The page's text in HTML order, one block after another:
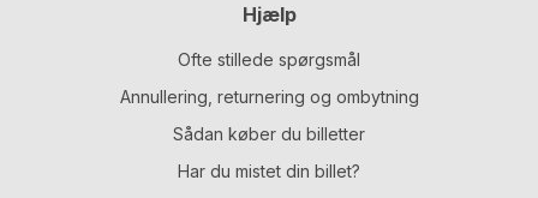
Hjælp
Ofte stillede spørgsmål
Annullering, returnering og ombytning
Sådan køber du billetter
Har du mistet din billet?